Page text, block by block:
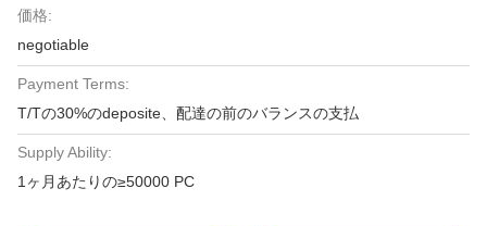
価格:
negotiable
Payment Terms:
T/Tの30%のdeposite、配達の前のバランスの支払
Supply Ability:
1ヶ月あたりの≥50000 PC